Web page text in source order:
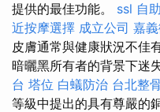
提供的最佳功能。 ssl 自
近按摩選擇 成立公司 嘉
皮膚通常與健康狀況不佳
暗曬黑所有者的背景下迷
台 塔位 白蟻防治 台北整
等級中提出的具有尊嚴的